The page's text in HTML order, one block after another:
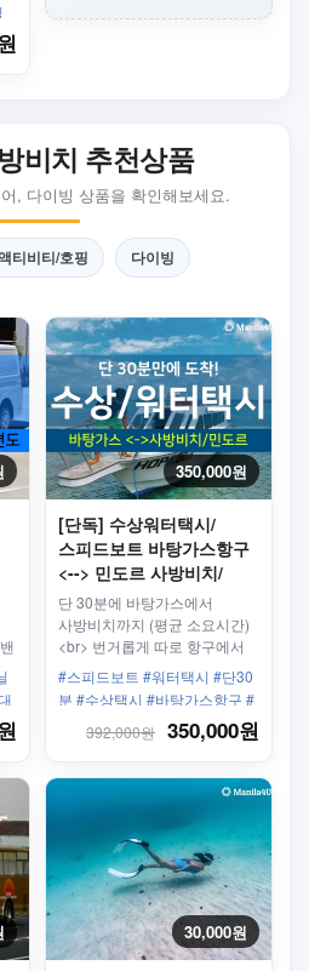
비치 추천상품
, 다이빙 상품을 확인해보세요.
티비티/호핑 다이빙
350,000원
[단독] 수상워터택시/
스피드보트 바탕가스항구
<--> 민도르 사방비치/
푸에르토갈레라
단 30분에 바탕가스에서
사방비치까지 (평균 소요시간)
<br> 번거롭게 따로 항구에서
사방비치까지 갈 필요
없습니다. 사방비치 항구 앞에
바로 하차!
#스피드보트 #워터택시 #단30
분 #수상택시 #바탕가스항구 #
버베라베항구 #사방비치가는법
392,000원 350,000원
30,000원